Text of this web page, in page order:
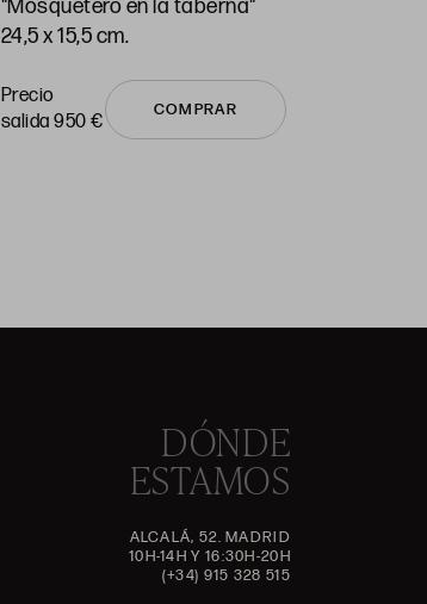
"Mosquetero en la taberna"
24,5 x 15,5 cm.
Precio
salida 950 €
COMPRAR
DÓNDE
ESTAMOS
ALCALÁ, 52. MADRID
10H-14H Y 16:30H-20H
(+34) 915 328 515